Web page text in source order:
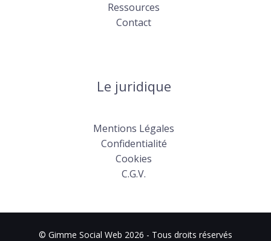
Ressources
Contact
Le juridique
Mentions Légales
Confidentialité
Cookies
C.G.V.
© Gimme Social Web 2026 - Tous droits réservés